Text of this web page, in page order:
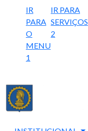
IR
PARA
O
MENU
1
IR PARA
SERVIÇOS
2